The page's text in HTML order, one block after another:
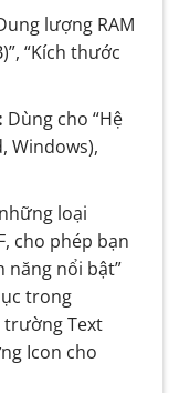
lượng RAM
“Kích thước
Dùng cho “Hệ
Windows),
loại
cho phép bạn
năng nổi bật”
trong
trường Text
Icon cho